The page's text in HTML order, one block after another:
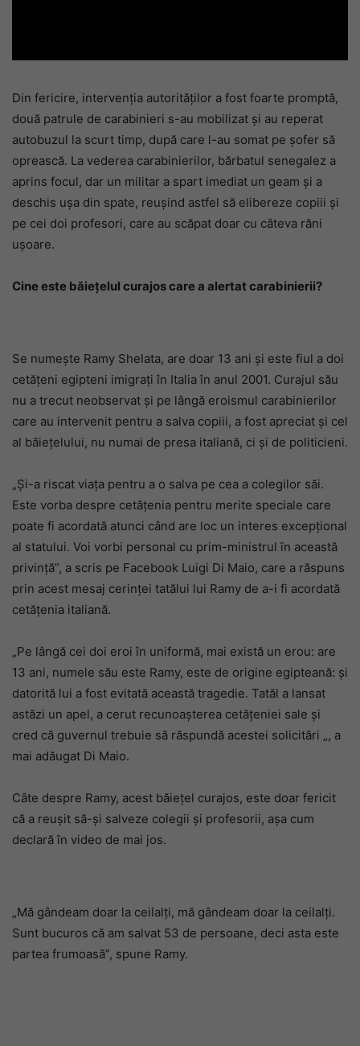
Din fericire, intervenția autorităților a fost foarte promptă,
două patrule de carabinieri s-au mobilizat și au reperat
autobuzul la scurt timp, după care l-au somat pe șofer să
oprească. La vederea carabinierilor, bărbatul senegalez a
aprins focul, dar un militar a spart imediat un geam și a
deschis ușa din spate, reușind astfel să elibereze copiii și
pe cei doi profesori, care au scăpat doar cu câteva răni
ușoare.
Cine este băiețelul curajos care a alertat carabinierii?
Se numește Ramy Shelata, are doar 13 ani și este fiul a doi
cetățeni egipteni imigrați în Italia în anul 2001. Curajul său
nu a trecut neobservat și pe lângă eroismul carabinierilor
care au intervenit pentru a salva copiii, a fost apreciat și cel
al băiețelului, nu numai de presa italiană, ci și de politicieni.
„Și-a riscat viața pentru a o salva pe cea a colegilor săi.
Este vorba despre cetățenia pentru merite speciale care
poate fi acordată atunci când are loc un interes excepțional
al statului. Voi vorbi personal cu prim-ministrul în această
privință”, a scris pe Facebook Luigi Di Maio, care a răspuns
prin acest mesaj cerinței tatălui lui Ramy de a-i fi acordată
cetățenia italiană.
„Pe lângă cei doi eroi în uniformă, mai există un erou: are
13 ani, numele său este Ramy, este de origine egipteană: și
datorită lui a fost evitată această tragedie. Tatăl a lansat
astăzi un apel, a cerut recunoașterea cetățeniei sale și
cred că guvernul trebuie să răspundă acestei solicitări „, a
mai adăugat Di Maio.
Câte despre Ramy, acest băiețel curajos, este doar fericit
că a reușit să-și salveze colegii și profesorii, așa cum
declară în video de mai jos.
„Mă gândeam doar la ceilalți, mă gândeam doar la ceilalți.
Sunt bucuros că am salvat 53 de persoane, deci asta este
partea frumoasă”, spune Ramy.